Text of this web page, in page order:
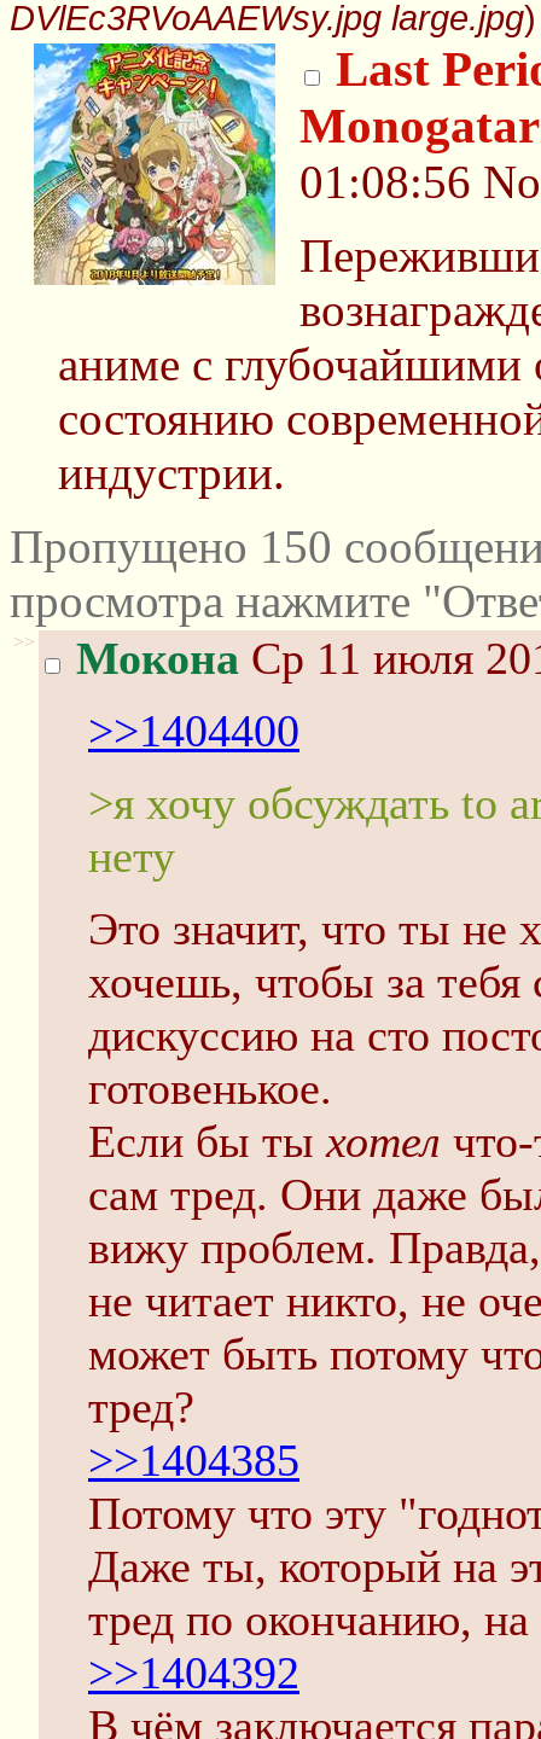
DVlEc3RVoAAEWsy.jpg large.jpg)
Last
01:08:56
аниме с
состоянию
индустрии.
Пропущено 150
просмотра нажмите
>> Мокона Ср 11 июля
>>1404400
>я хочу обсуждать to
нету
Это значит, что ты не
хочешь, чтобы за тебя
дискуссию на сто
готовенькое.
Если бы тыхотел
сам тред. Они даже
вижу проблем.
не читает никто, не
может быть потому
тред?
>>1404385
Потому что эту
Даже ты, который на
тред по окончанию,
>>1404392
В чём заключается